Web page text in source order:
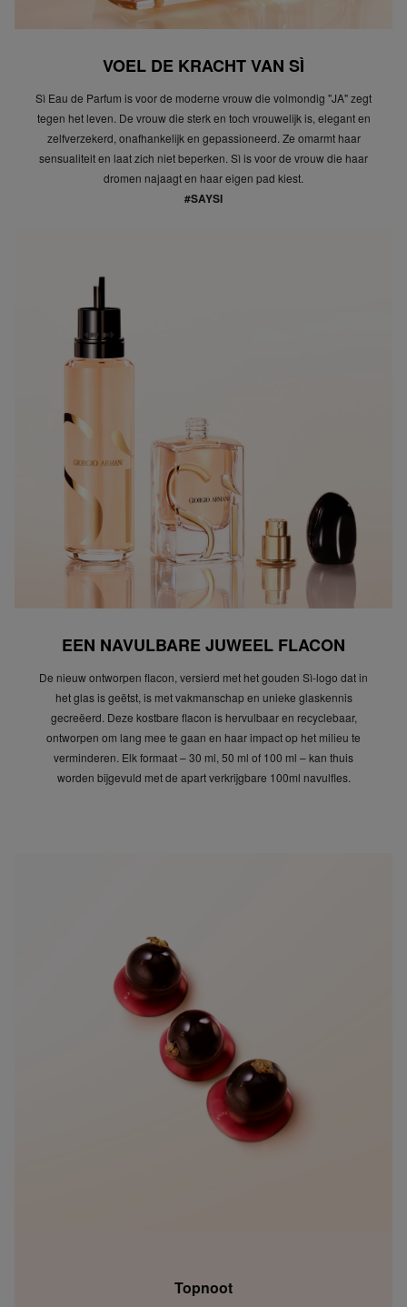
VOEL DE KRACHT VAN SÌ
Sì Eau de Parfum is voor de moderne vrouw die volmondig "JA" zegt
tegen het leven. De vrouw die sterk en toch vrouwelijk is, elegant en
zelfverzekerd, onafhankelijk en gepassioneerd. Ze omarmt haar
sensualiteit en laat zich niet beperken. Sì is voor de vrouw die haar
dromen najaagt en haar eigen pad kiest.
#SAYSI
EEN NAVULBARE JUWEEL FLACON
De nieuw ontworpen flacon, versierd met het gouden Sì-logo dat in
het glas is geëtst, is met vakmanschap en unieke glaskennis
gecreëerd. Deze kostbare flacon is hervulbaar en recyclebaar,
ontworpen om lang mee te gaan en haar impact op het milieu te
verminderen. Elk formaat – 30 ml, 50 ml of 100 ml – kan thuis
worden bijgevuld met de apart verkrijgbare 100ml navulfles.
Topnoot